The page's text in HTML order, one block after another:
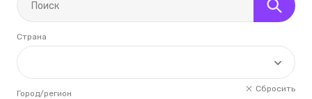
Страна
Сбросить
Город/регион